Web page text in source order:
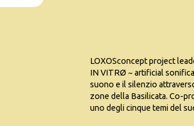
LOXOSconcept project
IN VITRØ ~ artificial
suono e il silenzio
zone della Basilicata. Co-
uno degli cinque temi del